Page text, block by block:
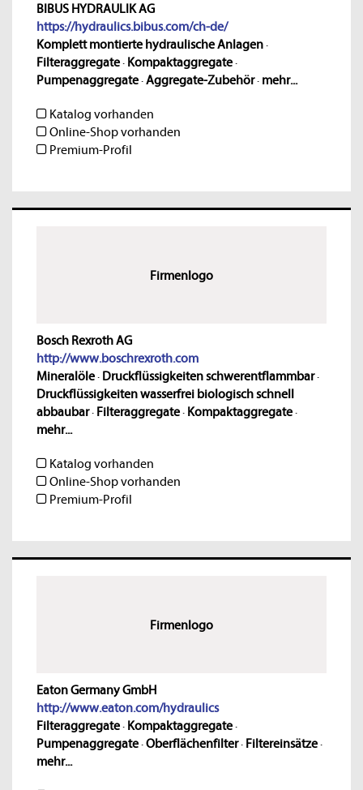
BIBUS HYDRAULIK AG
https://hydraulics.bibus.com/ch-de/
Komplett montierte hydraulische Anlagen·
Filteraggregate· Kompaktaggregate·
Pumpenaggregate·Aggregate-Zubehör· mehr...
Katalog vorhanden
Online-Shop vorhanden
Premium-Profil
Firmenlogo
Bosch Rexroth AG
http://www.boschrexroth.com
Mineralöle· Druckflüssigkeiten schwerentflammbar·
Druckflüssigkeiten wasserfrei biologisch schnell
abbaubar· Filteraggregate· Kompaktaggregate·
mehr...
Katalog vorhanden
Online-Shop vorhanden
Premium-Profil
Firmenlogo
Eaton Germany GmbH
http://www.eaton.com/hydraulics
Filteraggregate· Kompaktaggregate·
Pumpenaggregate·Oberflächenfilter· Filtereinsätze·
mehr...